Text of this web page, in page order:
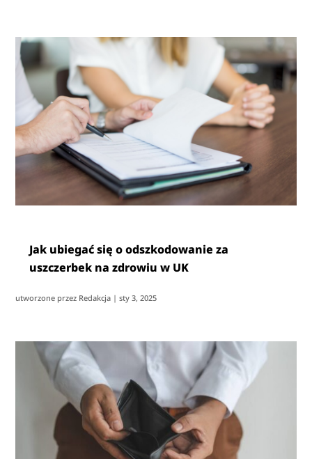
Jak ubiegać się o odszkodowanie za
uszczerbek na zdrowiu w UK
utworzone przez Redakcja |sty 3, 2025